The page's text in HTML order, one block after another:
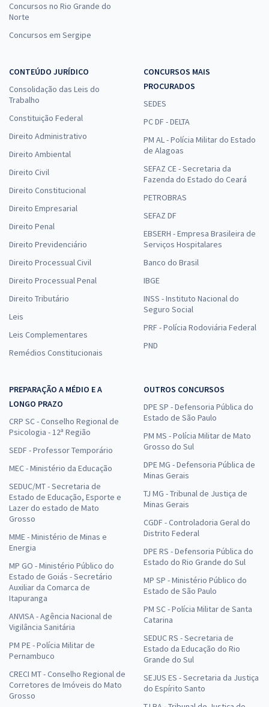
Concursos no Rio Grande do
Norte
Concursos em Sergipe
CONTEÚDO JURÍDICO
Consolidação das Leis do
Trabalho
Constituição Federal
Direito Administrativo
Direito Ambiental
Direito Civil
Direito Constitucional
Direito Empresarial
Direito Penal
Direito Previdenciário
Direito Processual Civil
Direito Processual Penal
Direito Tributário
Leis
Leis Complementares
Remédios Constitucionais
CONCURSOS MAIS
PROCURADOS
SEDES
PC DF - DELTA
PM AL - Polícia Militar do Estado
de Alagoas
SEFAZ CE - Secretaria da
Fazenda do Estado do Ceará
PETROBRAS
SEFAZ DF
EBSERH - Empresa Brasileira de
Serviços Hospitalares
Banco do Brasil
IBGE
INSS - Instituto Nacional do
Seguro Social
PRF - Polícia Rodoviária Federal
PND
PREPARAÇÃO A MÉDIO E A
LONGO PRAZO
CRP SC - Conselho Regional de
Psicologia - 12ª Região
SEDF - Professor Temporário
MEC - Ministério da Educação
SEDUC/MT - Secretaria de
Estado de Educação, Esporte e
Lazer do estado de Mato
Grosso
MME - Ministério de Minas e
Energia
MP GO - Ministério Público do
Estado de Goiás - Secretário
Auxiliar da Comarca de
Itapuranga
ANVISA - Agência Nacional de
Vigilância Sanitária
PM PE - Polícia Militar de
Pernambuco
CRECI MT - Conselho Regional de
Corretores de Imóveis do Mato
Grosso
OUTROS CONCURSOS
DPE SP - Defensoria Pública do
Estado de São Paulo
PM MS - Polícia Militar de Mato
Grosso do Sul
DPE MG - Defensoria Pública de
Minas Gerais
TJ MG - Tribunal de Justiça de
Minas Gerais
CGDF - Controladoria Geral do
Distrito Federal
DPE RS - Defensoria Pública do
Estado do Rio Grande do Sul
MP SP - Ministério Público do
Estado de São Paulo
PM SC - Polícia Militar de Santa
Catarina
SEDUC RS - Secretaria de
Estado da Educação do Rio
Grande do Sul
SEJUS ES - Secretaria da Justiça
do Espírito Santo